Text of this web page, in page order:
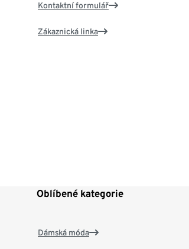
Kontaktní formulář
Zákaznická linka
Oblíbené kategorie
Dámská móda